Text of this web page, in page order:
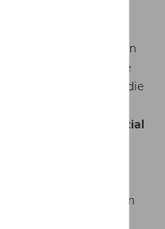
CUPRA-modellen in
Niet alleen alle
van CUPRA waren die
verwachten
& paella en een special
de Barquin).
gebruikelijk is in de
unieke, geheel eigen
is de CUPRA in